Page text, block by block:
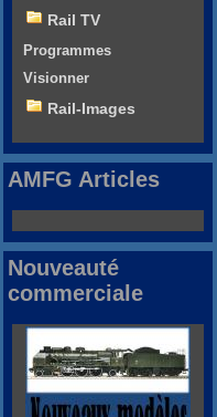
Rail TV
Programmes
Visionner
Rail-Images
AMFG Articles
Nouveauté
commerciale